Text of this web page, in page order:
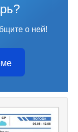
о ней!